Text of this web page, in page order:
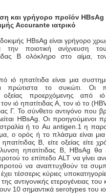
και γρήγορο προϊόν HBsAg
Accurante ιατρικό
HBsAg είναι γρήγορο
την ποιοτική ανίχνευση
Β ολόκληρο στο αίμα,
ιό ηπατίτιδα είναι μια
πρώτιστα το συκώτι. Οι
προερχόμενης από ιό
ιό ηπατίτιδας Α, τον ιό το
Γ. Το σύνθετο αντιγόνο που
HBsAg. Οι προηγούμενοι
ή το Au antigen.1 η
ο ορός ή το πλάσμα είναι μια
Β, είτε οξείας είτε
ηπατίτιδας Β, HBsAg θα
το επίπεδο ALT να γίνει
να αναπτυχθούν τα
τέσσερις κύριες
αντιγονικής ετερογένειας του
10 σημαντικά serotypes του